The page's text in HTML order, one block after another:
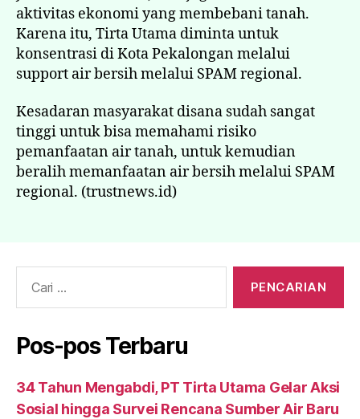
aktivitas ekonomi yang membebani tanah.
Karena itu, Tirta Utama diminta untuk
konsentrasi di Kota Pekalongan melalui
support air bersih melalui SPAM regional.
Kesadaran masyarakat disana sudah sangat
tinggi untuk bisa memahami risiko
pemanfaatan air tanah, untuk kemudian
beralih memanfaatan air bersih melalui SPAM
regional. (trustnews.id)
Pos-pos Terbaru
34 Tahun Mengabdi, PT Tirta Utama Gelar Aksi
Sosial hingga Survei Rencana Sumber Air Baru